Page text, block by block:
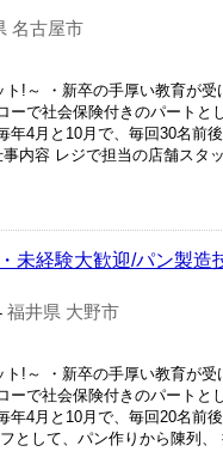
名古屋市
!～ ・新卒の手厚い教育が
で社会保険付きのパートと
4月と10月で、毎回30名前
内容 レジで担当の店舗スタ
未経験大歓迎/パン製造
福井県 大野市
!～ ・新卒の手厚い教育が
で社会保険付きのパートと
4月と10月で、毎回20名前
として、パン作りから陳列